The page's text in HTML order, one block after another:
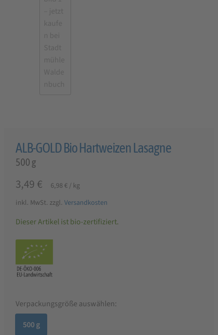
ALB-GOLD Bio Hartweizen Lasagne
500 g
3,49 € 6,98 €/kg
inkl. MwSt. zzgl. Versandkosten
Dieser Artikel ist bio-zertifiziert.
Verpackungsgröße auswählen:
500 g